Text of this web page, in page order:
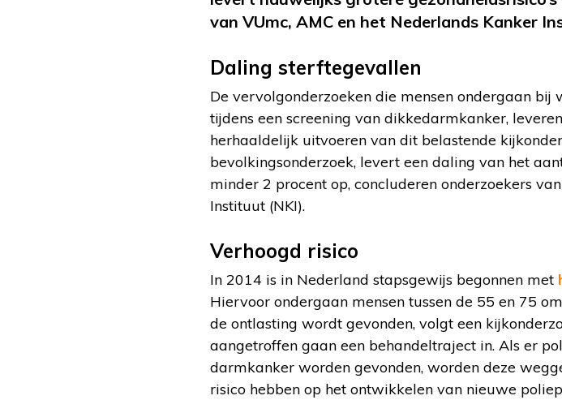
van VUmc, AMC en het Nederlands Kanker
Daling sterftegevallen
De vervolgonderzoeken die mensen ondergaan
tijdens een screening van dikkedarmkanker,
herhaaldelijk uitvoeren van dit belastende
bevolkingsonderzoek, levert een daling van het
minder 2 procent op, concluderen onderzoekers
Instituut (NKI).
Verhoogd risico
In 2014 is in Nederland stapsgewijs begonnen met
Hiervoor ondergaan mensen tussen de 55 en 75
de ontlasting wordt gevonden, volgt een
aangetroffen gaan een behandeltraject in. Als er
darmkanker worden gevonden, worden deze
risico hebben op het ontwikkelen van nieuwe